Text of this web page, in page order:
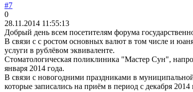
#7
0
28.11.2014 11:55:13
Добрый день всем посетителям форума
В связи с с ростом основных валют в том числе и
услуги в рублёвом эквиваленте.
Стоматологическая поликлиника "Мастер Сун",
января 2014 года.
В связи с новогодними праздниками в
которые записались на приём в период с декабря 2014